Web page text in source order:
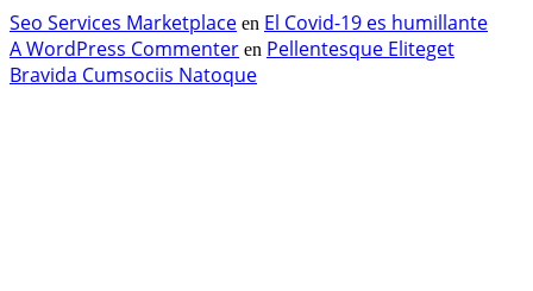
Seo Services Marketplace en El Covid-19 es humillante
A WordPress Commenter en Pellentesque Eliteget
Bravida Cumsociis Natoque